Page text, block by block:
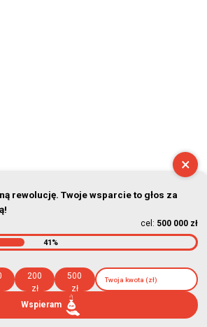
×
rewolucję. Twoje wsparcie to głos za
cel: 500 000 zł
41%
200
zł
500
zł
Wspieram